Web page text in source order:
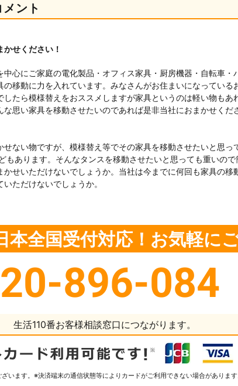
ント
せください！
心にご家庭の電化製品・オフィス家具・厨房機器・自転車
移動に力を入れています。みなさんがお住まいになってい
たら模様替えをおススメしますが家具というのは軽い物も
思い家具を移動させたいのであれば是非当社におまかせくだ
ない物ですが、模様替え等でその家具を移動させたいと思
あります。そんなタンスを移動させたいと思っても重いの
せいただけないでしょうか。当社は今までに何回も家具の
ただけないでしょうか。
全国受付対応！お気軽に
896-084
生活110番お客様相談窓口につながります。
います。 ※決済端末の通信状態等によりカードがご利用できない場合があります